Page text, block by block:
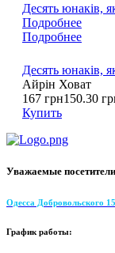
Десять юнаків,
Подробнее
Подробнее
Десять юнаків,
Айрін Ховат
167 грн150.30
Купить
Уважаемые
Одесса Добровольского
График работы: